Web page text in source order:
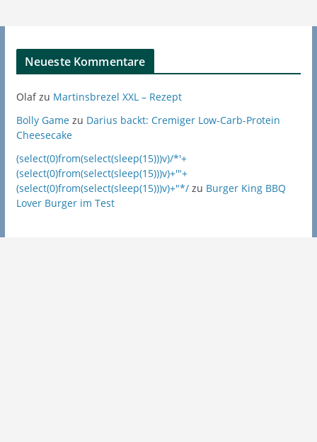
Neueste Kommentare
Olafzu Martinsbrezel XXL – Rezept
Bolly Gamezu Darius backt: Cremiger Low-Carb-Protein
Cheesecake
(select(0)from(select(sleep(15)))v)/*'+
(select(0)from(select(sleep(15)))v)+'"+
(select(0)from(select(sleep(15)))v)+"*/zu Burger King BBQ
Lover Burger im Test